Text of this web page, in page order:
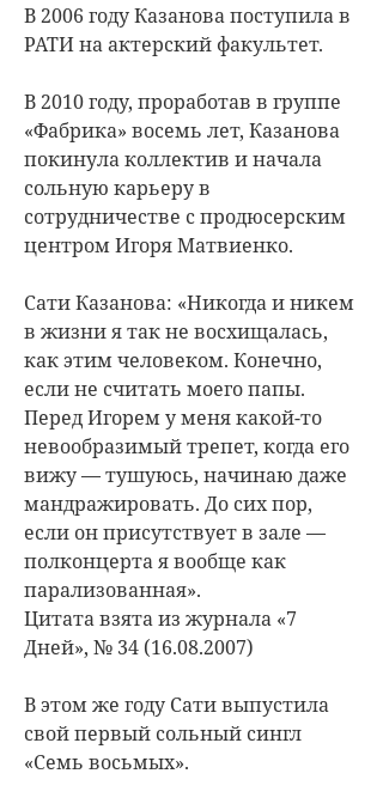
В 2006 году Казанова поступила в
РАТИ на актерский факультет.
В 2010 году, проработав в группе
«Фабрика» восемь лет, Казанова
покинула коллектив и начала
сольную карьеру в
сотрудничестве с продюсерским
центром Игоря Матвиенко.
Сати Казанова: «Никогда и никем
в жизни я так не восхищалась,
как этим человеком. Конечно,
если не считать моего папы.
Перед Игорем у меня какой-то
невообразимый трепет, когда его
вижу — тушуюсь, начинаю даже
мандражировать. До сих пор,
если он присутствует в зале —
полконцерта я вообще как
парализованная».
Цитата взята из журнала «7
Дней», № 34 (16.08.2007)
В этом же году Сати выпустила
свой первый сольный сингл
«Семь восьмых».